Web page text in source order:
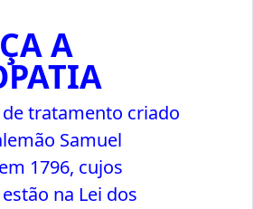
A
tratamento criado
Samuel
1796, cujos
na Lei dos